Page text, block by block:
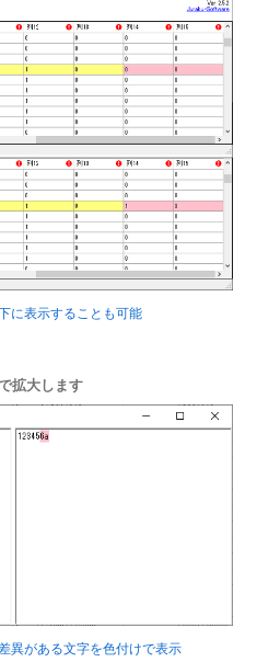
に表示することも可能
拡大します
異がある文字を色付けで表示